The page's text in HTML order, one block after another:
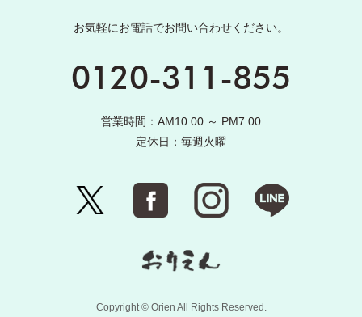
お気軽にお電話でお問い合わせください。
0120-311-855
営業時間：AM10:00 ～ PM7:00
定休日：毎週火曜
Copyright © Orien All Rights Reserved.